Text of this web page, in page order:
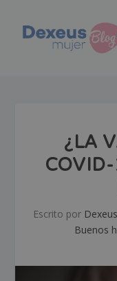
¿LA
Escrito por
Buenos